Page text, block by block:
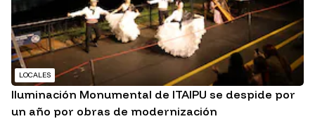
LOCALES
Iluminación Monumental de ITAIPU se despide por
un año por obras de modernización